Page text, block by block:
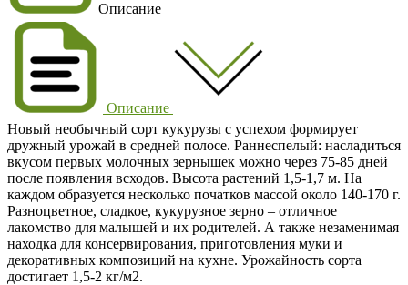
Описание
Описание
Новый необычный сорт кукурузы с успехом формирует
дружный урожай в средней полосе. Раннеспелый: насладиться
вкусом первых молочных зернышек можно через 75-85 дней
после появления всходов. Высота растений 1,5-1,7 м. На
каждом образуется несколько початков массой около 140-170 г.
Разноцветное, сладкое, кукурузное зерно – отличное
лакомство для малышей и их родителей. А также незаменимая
находка для консервирования, приготовления муки и
декоративных композиций на кухне. Урожайность сорта
достигает 1,5-2 кг/м2.